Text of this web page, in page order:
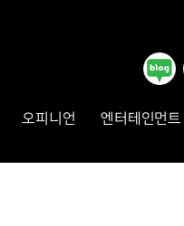
오피니언 엔터테인먼트